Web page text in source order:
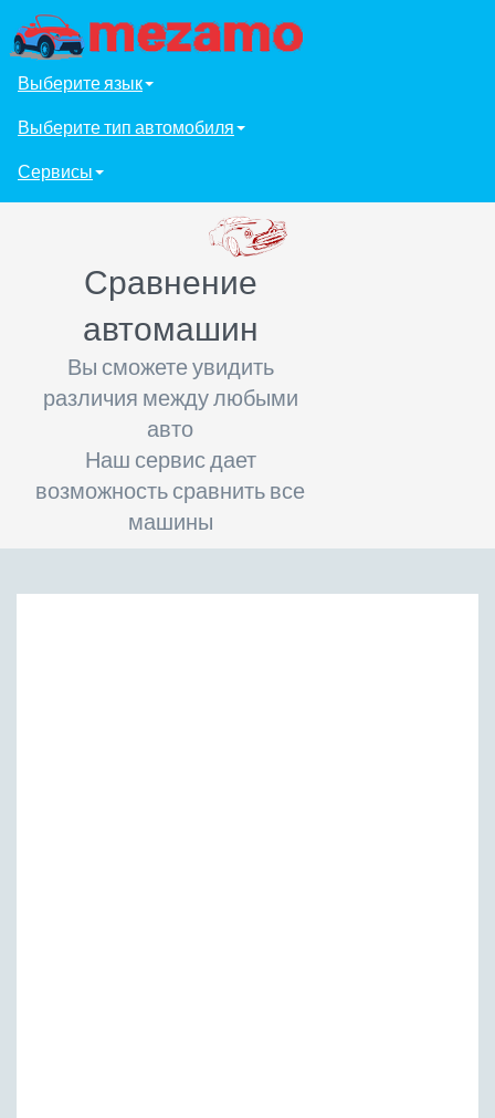
Выберите язык
Выберите тип автомобиля
Сервисы
Сравнение
автомашин
Вы сможете увидить
различия между любыми
авто
Наш сервис дает
возможность сравнить все
машины